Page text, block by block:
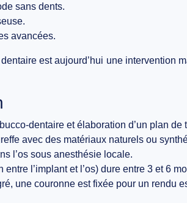
sans dents.
avancées.
est aujourd’hui une intervention
dentaire et élaboration d’un plan de
avec des matériaux naturels ou
l’os sous anesthésie locale.
entre l’implant et l’os) dure entre 3 et 6
une couronne est fixée pour un rendu